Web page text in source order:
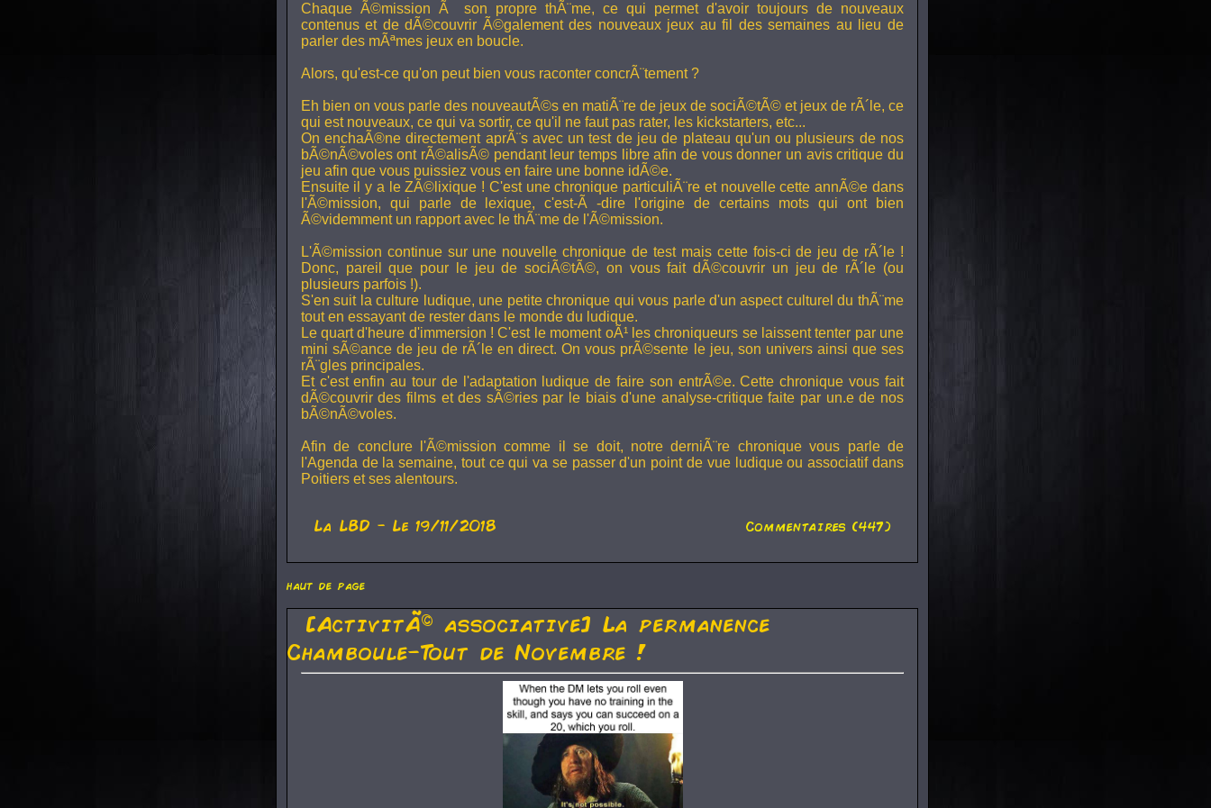
Chaque Ã©mission Ã son propre thÃ¨me, ce qui permet d'avoir toujours de nouveaux
contenus et de dÃ©couvrir Ã©galement des nouveaux jeux au fil des semaines au lieu de
parler des mÃªmes jeux en boucle.
Alors, qu'est-ce qu'on peut bien vous raconter concrÃ¨tement ?
Eh bien on vous parle des nouveautÃ©s en matiÃ¨re de jeux de sociÃ©tÃ© et jeux de rÃ´le, ce
qui est nouveaux, ce qui va sortir, ce qu'il ne faut pas rater, les kickstarters, etc...
On enchaÃ®ne directement aprÃ¨s avec un test de jeu de plateau qu'un ou plusieurs de nos
bÃ©nÃ©voles ont rÃ©alisÃ© pendant leur temps libre afin de vous donner un avis critique du
jeu afin que vous puissiez vous en faire une bonne idÃ©e.
Ensuite il y a le ZÃ©lixique ! C'est une chronique particuliÃ¨re et nouvelle cette annÃ©e dans
l'Ã©mission, qui parle de lexique, c'est-Ã -dire l'origine de certains mots qui ont bien
Ã©videmment un rapport avec le thÃ¨me de l'Ã©mission.
L'Ã©mission continue sur une nouvelle chronique de test mais cette fois-ci de jeu de rÃ´le !
Donc, pareil que pour le jeu de sociÃ©tÃ©, on vous fait dÃ©couvrir un jeu de rÃ´le (ou
plusieurs parfois !).
S'en suit la culture ludique, une petite chronique qui vous parle d'un aspect culturel du thÃ¨me
tout en essayant de rester dans le monde du ludique.
Le quart d'heure d'immersion ! C'est le moment oÃ¹ les chroniqueurs se laissent tenter par une
mini sÃ©ance de jeu de rÃ´le en direct. On vous prÃ©sente le jeu, son univers ainsi que ses
rÃ¨gles principales.
Et c'est enfin au tour de l'adaptation ludique de faire son entrÃ©e. Cette chronique vous fait
dÃ©couvrir des films et des sÃ©ries par le biais d'une analyse-critique faite par un.e de nos
bÃ©nÃ©voles.
Afin de conclure l'Ã©mission comme il se doit, notre derniÃ¨re chronique vous parle de
l'Agenda de la semaine, tout ce qui va se passer d'un point de vue ludique ou associatif dans
Poitiers et ses alentours.
La LBD - Le 19/11/2018 Commentaires (447)
haut de page
[ActivitÃ© associative] La permanence
Chamboule-Tout de Novembre !